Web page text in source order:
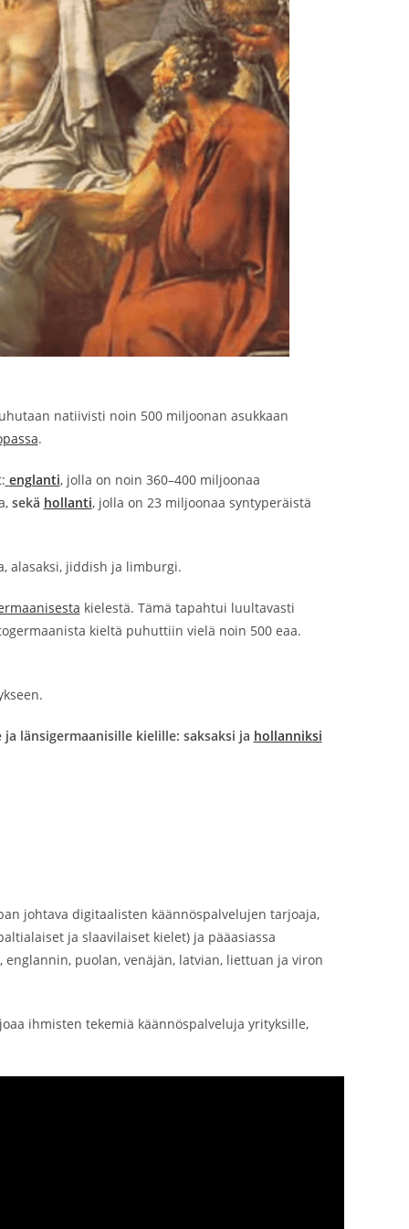
natiivisti noin 500 miljoonan asukkaan
.
englanti, jolla on noin 360–400 miljoonaa
sekä hollanti, jolla on 23 miljoonaa syntyperäistä
alasaksi, jiddish ja limburgi.
kielestä. Tämä tapahtui luultavasti
kieltä puhuttiin vielä noin 500 eaa.
länsigermaanisille kielille: saksaksi ja hollanniksi
johtava digitaalisten käännöspalvelujen tarjoaja,
ja slaavilaiset kielet) ja pääasiassa
puolan, venäjän, latvian, liettuan ja viron
ihmisten tekemiä käännöspalveluja yrityksille,